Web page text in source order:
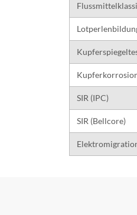
SIR (IPC)
SIR (Bellcore)